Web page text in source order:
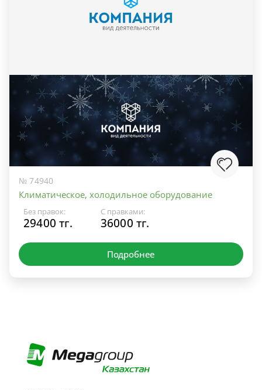
№ 74940
Климатическое, холодильное оборудование
Без правок:
29400 тг.
С правками:
36000 тг.
Подробнее